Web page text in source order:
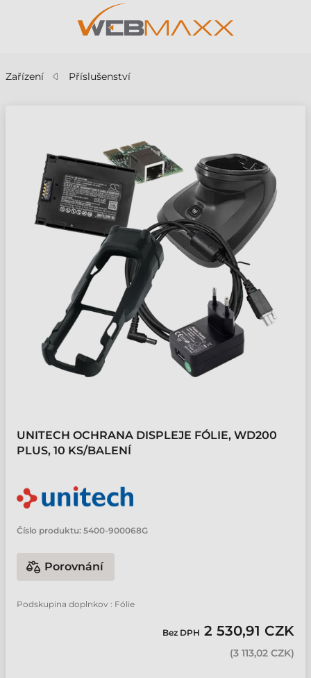
Zařízení Příslušenství
UNITECH OCHRANA DISPLEJE FÓLIE, WD200
PLUS, 10 KS/BALENÍ
Číslo produktu: 5400-900068G
Porovnání
Podskupina doplnkov : Fólie
Bez DPH 2 530,91 CZK
(3 113,02 CZK)